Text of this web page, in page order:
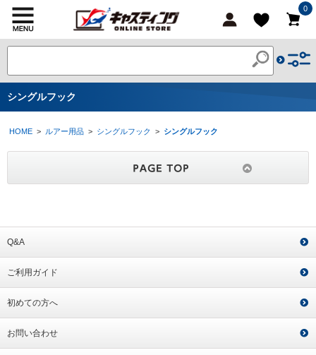
0
シングルフック
HOME > ルアー用品 > シングルフック > シングルフック
Q&A
ご利用ガイド
初めての方へ
お問い合わせ